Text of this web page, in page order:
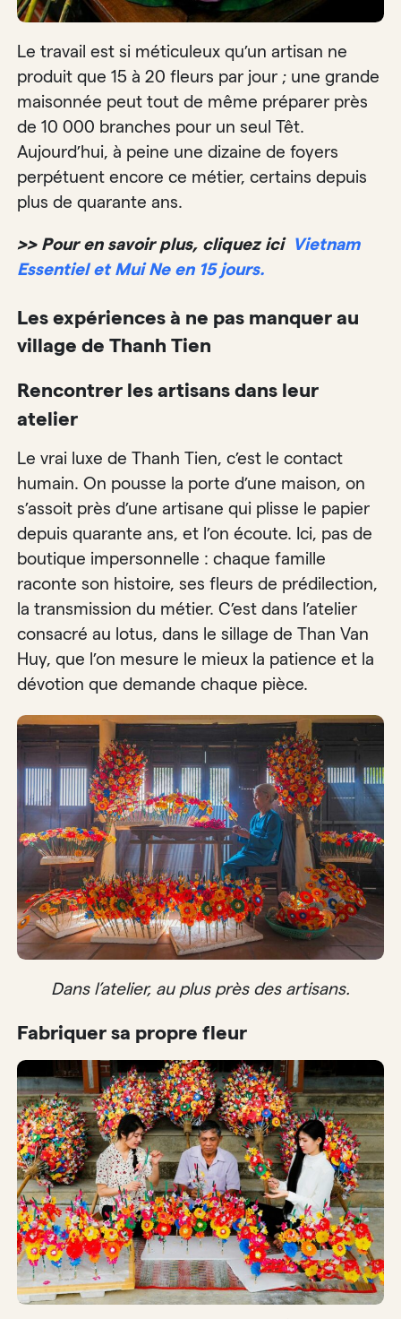
Le travail est si méticuleux qu’un artisan ne
produit que 15 à 20 fleurs par jour ; une grande
maisonnée peut tout de même préparer près
de 10 000 branches pour un seul Têt.
Aujourd’hui, à peine une dizaine de foyers
perpétuent encore ce métier, certains depuis
plus de quarante ans.
>> Pour en savoir plus, cliquez ici Vietnam
Essentiel et Mui Ne en 15 jours.
Les expériences à ne pas manquer au
village de Thanh Tien
Rencontrer les artisans dans leur
atelier
Le vrai luxe de Thanh Tien, c’est le contact
humain. On pousse la porte d’une maison, on
s’assoit près d’une artisane qui plisse le papier
depuis quarante ans, et l’on écoute. Ici, pas de
boutique impersonnelle : chaque famille
raconte son histoire, ses fleurs de prédilection,
la transmission du métier. C’est dans l’atelier
consacré au lotus, dans le sillage de Than Van
Huy, que l’on mesure le mieux la patience et la
dévotion que demande chaque pièce.
Dans l’atelier, au plus près des artisans.
Fabriquer sa propre fleur